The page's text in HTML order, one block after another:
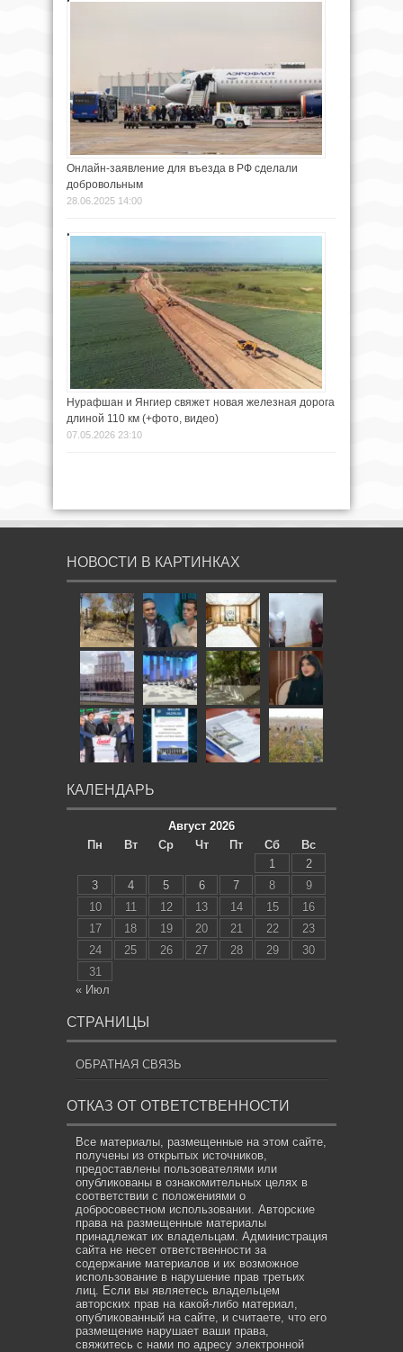
Онлайн-заявление для въезда в РФ сделали
добровольным
28.06.2025 14:00
Нурафшан и Янгиер свяжет новая железная дорога
длиной 110 км (+фото, видео)
07.05.2026 23:10
НОВОСТИ В КАРТИНКАХ
КАЛЕНДАРЬ
Август 2026
Пн
Вт Ср Чт Пт Сб
Вс
1
2
3
4 5 6 7 8
9
10
11 12 13 14 15
16
17
18 19 20 21 22
23
24
25 26 27 28 29
30
31
« Июл
СТРАНИЦЫ
ОБРАТНАЯ СВЯЗЬ
ОТКАЗ ОТ ОТВЕТСТВЕННОСТИ
Все материалы, размещенные на этом сайте,
получены из открытых источников,
предоставлены пользователями или
опубликованы в ознакомительных целях в
соответствии с положениями о
добросовестном использовании. Авторские
права на размещенные материалы
принадлежат их владельцам. Администрация
сайта не несет ответственности за
содержание материалов и их возможное
использование в нарушение прав третьих
лиц. Если вы являетесь владельцем
авторских прав на какой-либо материал,
опубликованный на сайте, и считаете, что его
размещение нарушает ваши права,
свяжитесь с нами по адресу электронной